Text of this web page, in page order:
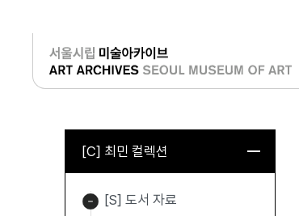
로그인
[C] 최민 컬렉션
[S] 도서 자료